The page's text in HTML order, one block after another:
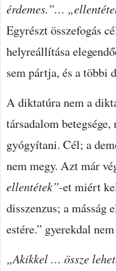
érdemes.”…
Egyrészt összefogás
helyreállítása
sem pártja, és a többi
A diktatúra nem a
társadalom
gyógyítani. Cél; a
nem megy. Azt már
ellentétek”-et miért
disszenzus; a másság
estére.” gyerekdal
„Akikkel … össze